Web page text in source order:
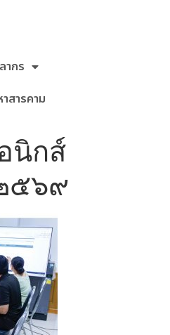
ากร
สารคาม
นิกส์
๕๖๙